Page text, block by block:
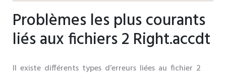
Problèmes les plus courants
liés aux fichiers 2 Right.accdt
Il existe différents types d’erreurs liées au fichier 2